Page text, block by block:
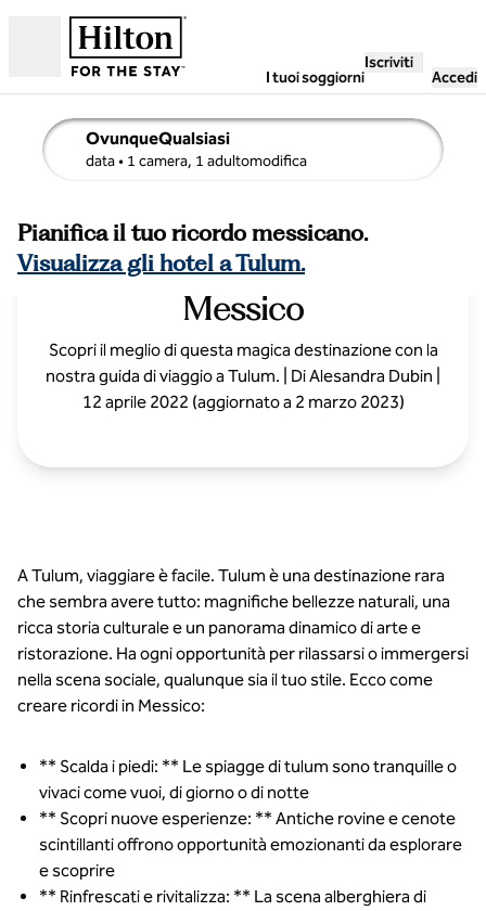
I tuoi soggiorni
Iscriviti
Accedi
OvunqueQualsiasi
data• 1 camera, 1 adultomodifica
i dettagli di ricerca , Qualsiasi data, 1 camera, 1 adulto
Pianifica il tuo ricordo messicano.
Visualizza gli hotel a Tulum.
Guida di viaggio per Tulum,
Messico
Scopri il meglio di questa magica destinazione con la
nostra guida di viaggio a Tulum. | Di Alesandra Dubin |
12 aprile 2022 (aggiornato a 2 marzo 2023)
A Tulum, viaggiare è facile. Tulum è una destinazione rara
che sembra avere tutto: magnifiche bellezze naturali, una
ricca storia culturale e un panorama dinamico di arte e
ristorazione. Ha ogni opportunità per rilassarsi o immergersi
nella scena sociale, qualunque sia il tuo stile. Ecco come
creare ricordi in Messico:
** Scalda i piedi: ** Le spiagge di tulum sono tranquille o
vivaci come vuoi, di giorno o di notte
** Scopri nuove esperienze: ** Antiche rovine e cenote
scintillanti offrono opportunità emozionanti da esplorare
e scoprire
** Rinfrescati e rivitalizza: ** La scena alberghiera di